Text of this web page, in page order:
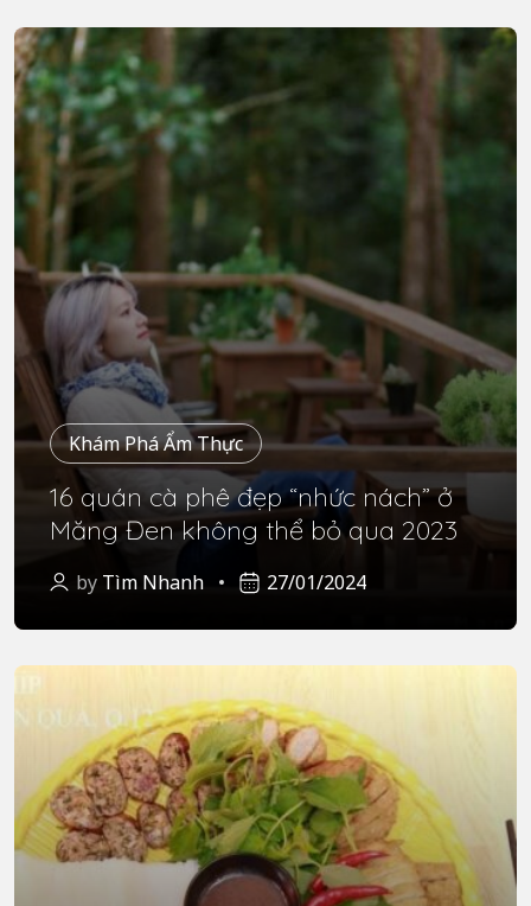
Khám Phá Ẩm Thực
16 quán cà phê đẹp “nhức nách” ở
Măng Đen không thể bỏ qua 2023
by Tìm Nhanh 27/01/2024